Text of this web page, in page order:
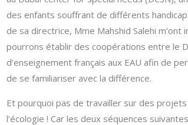
des enfants souffrant de différents
de sa directrice, Mme Mahshid Salehi
pourrons établir des coopérations entre le
d’enseignement français aux EAU afin de
de se familiariser avec la différence.
Et pourquoi pas de travailler sur des projets
l’écologie ! Car les deux séquences